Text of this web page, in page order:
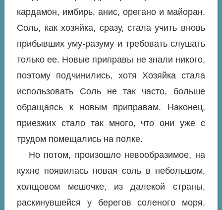
кардамон, имбирь, анис, орегано и майоран.
Соль, как хозяйка, сразу, стала учить вновь
прибывших уму-разуму и требовать слушать
только ее. Новые приправы не знали никого,
поэтому подчинились, хотя Хозяйка стала
использовать Соль не так часто, больше
обращаясь к новым приправам. Наконец,
приезжих стало так много, что они уже с
трудом помещались на полке.
Но потом, произошло невообразимое, на
кухне появилась новая соль в небольшом,
холщовом мешочке, из далекой страны,
раскинувшейся у берегов соленого моря.